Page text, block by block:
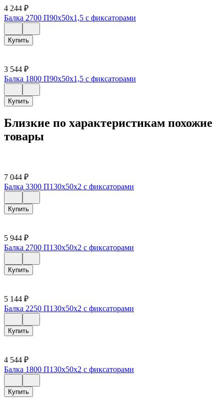
4 244 ₽
Балка 2700 П90х50х1,5 с фиксаторами
Купить
3 544 ₽
Балка 1800 П90х50х1,5 с фиксаторами
Купить
Близкие по характеристикам похожие
товары
7 044 ₽
Балка 3300 П130х50х2 с фиксаторами
Купить
5 944 ₽
Балка 2700 П130х50х2 с фиксаторами
Купить
5 144 ₽
Балка 2250 П130х50х2 с фиксаторами
Купить
4 544 ₽
Балка 1800 П130х50х2 с фиксаторами
Купить